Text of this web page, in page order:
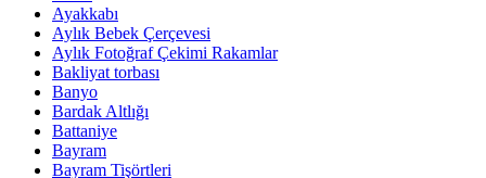
Ayakkabı
Aylık Bebek Çerçevesi
Aylık Fotoğraf Çekimi Rakamlar
Bakliyat torbası
Banyo
Bardak Altlığı
Battaniye
Bayram
Bayram Tişörtleri